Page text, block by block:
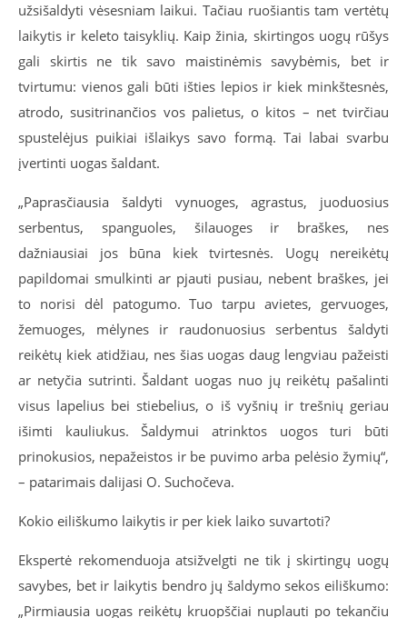
užsišaldyti vėsesniam laikui. Tačiau ruošiantis tam vertėtų
laikytis ir keleto taisyklių. Kaip žinia, skirtingos uogų rūšys
gali skirtis ne tik savo maistinėmis savybėmis, bet ir
tvirtumu: vienos gali būti išties lepios ir kiek minkštesnės,
atrodo, susitrinančios vos palietus, o kitos – net tvirčiau
spustelėjus puikiai išlaikys savo formą. Tai labai svarbu
įvertinti uogas šaldant.
„Paprasčiausia šaldyti vynuoges, agrastus, juoduosius
serbentus, spanguoles, šilauoges ir braškes, nes
dažniausiai jos būna kiek tvirtesnės. Uogų nereikėtų
papildomai smulkinti ar pjauti pusiau, nebent braškes, jei
to norisi dėl patogumo. Tuo tarpu avietes, gervuoges,
žemuoges, mėlynes ir raudonuosius serbentus šaldyti
reikėtų kiek atidžiau, nes šias uogas daug lengviau pažeisti
ar netyčia sutrinti. Šaldant uogas nuo jų reikėtų pašalinti
visus lapelius bei stiebelius, o iš vyšnių ir trešnių geriau
išimti kauliukus. Šaldymui atrinktos uogos turi būti
prinokusios, nepažeistos ir be puvimo arba pelėsio žymių“,
– patarimais dalijasi O. Suchočeva.
Kokio eiliškumo laikytis ir per kiek laiko suvartoti?
Ekspertė rekomenduoja atsižvelgti ne tik į skirtingų uogų
savybes, bet ir laikytis bendro jų šaldymo sekos eiliškumo:
„Pirmiausia uogas reikėtų kruopščiai nuplauti po tekančiu